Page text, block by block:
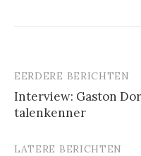
Berichtnavigatie
EERDERE BERICHTEN
Interview: Gaston
talenkenner
LATERE BERICHTEN